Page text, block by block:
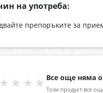
на употреба:
препоръките за
Все още няма
Този продукт все